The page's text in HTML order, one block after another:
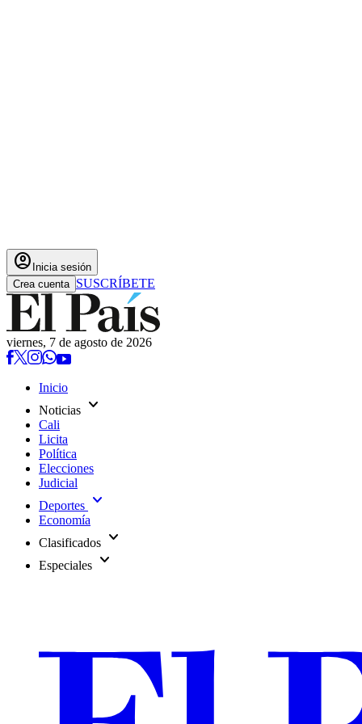
account_circle Inicia sesión
Crea cuenta SUSCRÍBETE
viernes, 7 de agosto de 2026
Inicio
Noticias expand_more
Cali
Licita
Política
Elecciones
Judicial
Deportes expand_more
Economía
Clasificados expand_more
Especiales expand_more